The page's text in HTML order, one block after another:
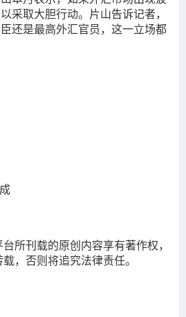
采取大胆行动。片山告诉记者，
还是最高外汇官员，这一立场都
所刊载的原创内容享有著作权，
，否则将追究法律责任。